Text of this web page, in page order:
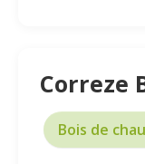
Correze
Bois de